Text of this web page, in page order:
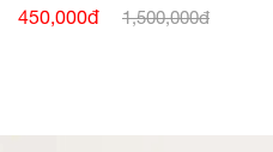
SÁT NÁCH ĐAI EO
450,000đ 1,500,000đ